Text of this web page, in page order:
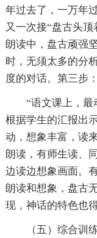
年过去了，一万年
又一次接“盘古头
朗读中，盘古顽强
时，无须太多的分
度的对话。第三步
“语文课上，
根据学生的汇报出
动，想象丰富，读
朗读，有师生读、
边读边想象画面。
朗读和想象，盘古
现，神话的特色也
（五）综合训